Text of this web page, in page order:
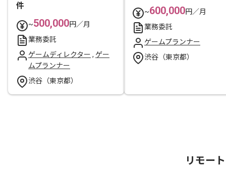
件
~500,000円／月
業務委託
ゲームディレクター , ゲー
ムプランナー
渋谷（東京都）
~600,000円／月
業務委託
ゲームプランナー
渋谷（東京都）
リモー